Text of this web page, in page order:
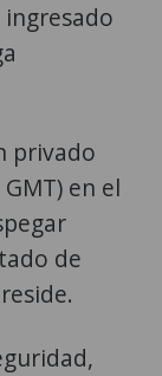
privado
en el
de